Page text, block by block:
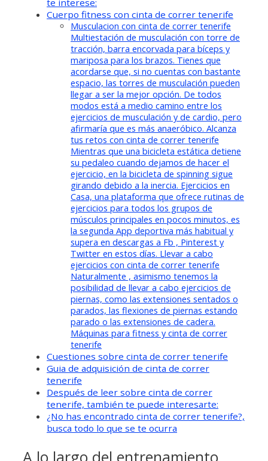
Cuerpo fitness con cinta de correr tenerife
Musculacion con cinta de correr tenerife
Multiestación de musculación con torre de
tracción, barra encorvada para bíceps y
mariposa para los brazos. Tienes que
acordarse que, si no cuentas con bastante
espacio, las torres de musculación pueden
llegar a ser la mejor opción. De todos
modos está a medio camino entre los
ejercicios de musculación y de cardio, pero
afirmaría que es más anaeróbico. Alcanza
tus retos con cinta de correr tenerife
Mientras que una bicicleta estática detiene
su pedaleo cuando dejamos de hacer el
ejercicio, en la bicicleta de spinning sigue
girando debido a la inercia. Ejercicios en
Casa, una plataforma que ofrece rutinas de
ejercicios para todos los grupos de
músculos principales en pocos minutos, es
la segunda App deportiva más habitual y
supera en descargas a Fb , Pinterest y
Twitter en estos días. Llevar a cabo
ejercicios con cinta de correr tenerife
Naturalmente , asimismo tenemos la
posibilidad de llevar a cabo ejercicios de
piernas, como las extensiones sentados o
parados, las flexiones de piernas estando
parado o las extensiones de cadera.
Máquinas para fitness y cinta de correr
tenerife
Cuestiones sobre cinta de correr tenerife
Guia de adquisición de cinta de correr
tenerife
Después de leer sobre cinta de correr
tenerife, también te puede interesarte:
¿No has encontrado cinta de correr tenerife?,
busca todo lo que se te ocurra
A lo largo del entrenamiento